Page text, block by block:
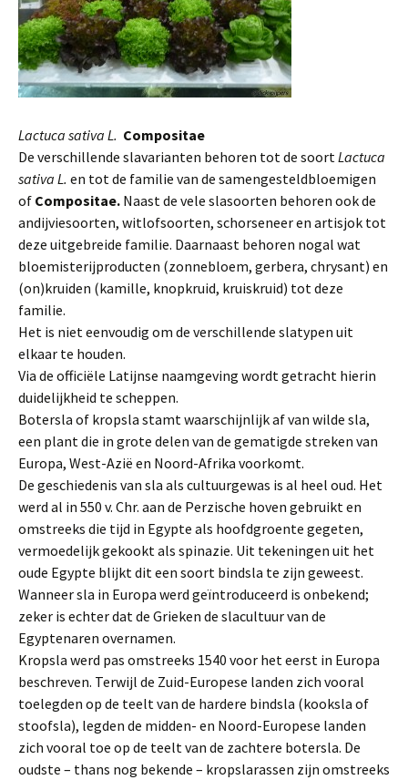
Lactuca sativa L. Compositae
De verschillende slavarianten behoren tot de soortLactuca
sativa L. en tot de familie van de samengesteldbloemigen
of Compositae. Naast de vele slasoorten behoren ook de
andijviesoorten, witlofsoorten, schorseneer en artisjok tot
deze uitgebreide familie. Daarnaast behoren nogal wat
bloemisterijproducten (zonnebloem, gerbera, chrysant) en
(on)kruiden (kamille, knopkruid, kruiskruid) tot deze
familie.
Het is niet eenvoudig om de verschillende slatypen uit
elkaar te houden.
Via de officiële Latijnse naamgeving wordt getracht hierin
duidelijkheid te scheppen.
Botersla of kropsla stamt waarschijnlijk af van wilde sla,
een plant die in grote delen van de gematigde streken van
Europa, West-Azië en Noord-Afrika voorkomt.
De geschiedenis van sla als cultuurgewas is al heel oud. Het
werd al in 550 v. Chr. aan de Perzische hoven gebruikt en
omstreeks die tijd in Egypte als hoofdgroente gegeten,
vermoedelijk gekookt als spinazie. Uit tekeningen uit het
oude Egypte blijkt dit een soort bindsla te zijn geweest.
Wanneer sla in Europa werd geïntroduceerd is onbekend;
zeker is echter dat de Grieken de slacultuur van de
Egyptenaren overnamen.
Kropsla werd pas omstreeks 1540 voor het eerst in Europa
beschreven. Terwijl de Zuid-Europese landen zich vooral
toelegden op de teelt van de hardere bindsla (kooksla of
stoofsla), legden de midden- en Noord-Europese landen
zich vooral toe op de teelt van de zachtere botersla. De
oudste – thans nog bekende – kropslarassen zijn omstreeks